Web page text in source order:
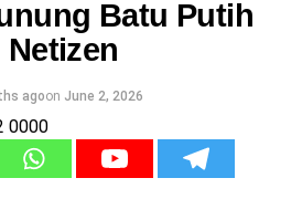
Batu Putih
agoon June 2, 2026